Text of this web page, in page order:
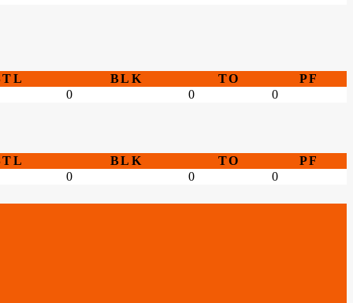
BLK TO
PF
0 0 0
BLK TO
PF
0 0 0